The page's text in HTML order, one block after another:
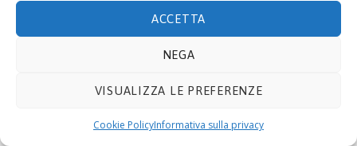
ACCETTA
NEGA
VISUALIZZA LE PREFERENZE
Cookie PolicyInformativa sulla privacy
© 2019 ECOTECNOLOGIE MIETTO SRL -Via Adda
10, 20021 BOLLATE (MI)- P.IVA 08441330159. E-mail
Policy Cookie.